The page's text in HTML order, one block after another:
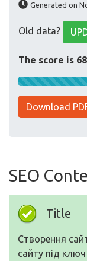
Generated on
Old data?
The score is
Download
SEO
Title
Cтворення
сайту під ключ